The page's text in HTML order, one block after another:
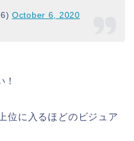
October 6, 2020
位に入るほどのビジュア